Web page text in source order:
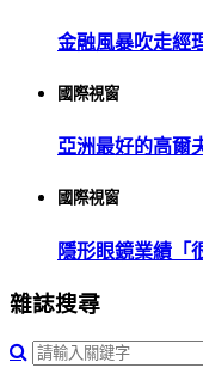
金融風暴吹走經
國際視窗
亞洲最好的高爾
國際視窗
隱形眼鏡業績「
雜誌搜尋